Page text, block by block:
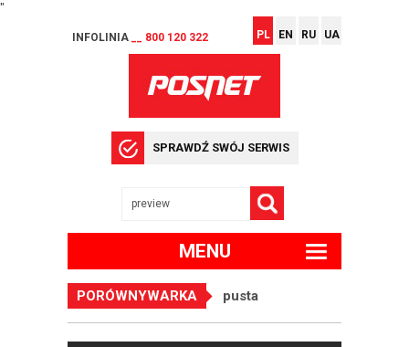
"
INFOLINIA __ 800 120 322 PL EN RU UA
SPRAWDŹ SWÓJ SERWIS
MENU
PORÓWNYWARKA pusta